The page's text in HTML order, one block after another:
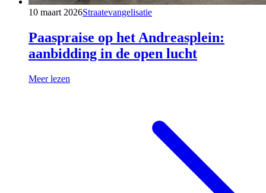
10 maart 2026Straatevangelisatie
Paaspraise op het Andreasplein:
aanbidding in de open lucht
Meer lezen